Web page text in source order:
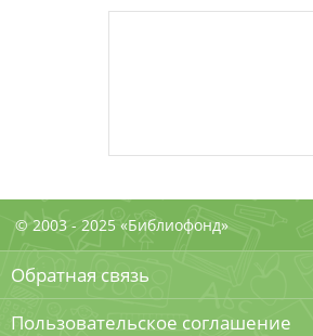
© 2003 - 2025 «Библиофонд»
Обратная связь
Пользовательское соглашение